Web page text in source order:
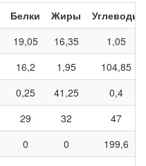
Белки Жиры
Углеводы
19,05 16,35
1,05
16,2 1,95
104,85
0,25 41,25
0,4
29 32
47
0 0
199,6